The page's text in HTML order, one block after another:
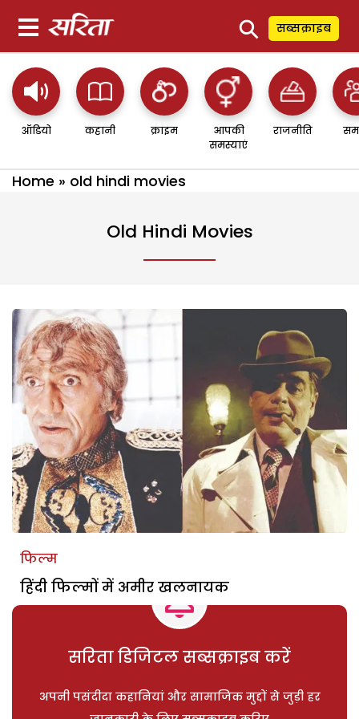
⚲ सब्सक्राइब
ऑडियो कहानी क्राइम
आपकी
समस्याएं
राजनीति
Home » old hindi movies
Old Hindi Movies
फिल्म
हिंदी फिल्मों में अमीर खलनायक
सरिता डिजिटल सब्सक्राइब करें
अपनी पसंदीदा कहानियां और सामाजिक मुद्दों से जुड़ी हर